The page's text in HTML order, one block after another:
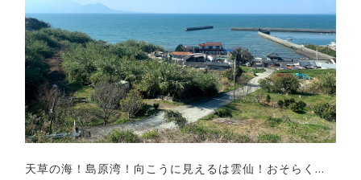
天草の海！島原湾！向こうに見えるは雲仙！おそらく…